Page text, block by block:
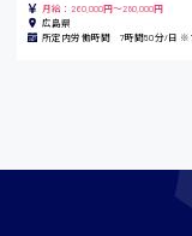
月給：260,000円～280,000円
広島県